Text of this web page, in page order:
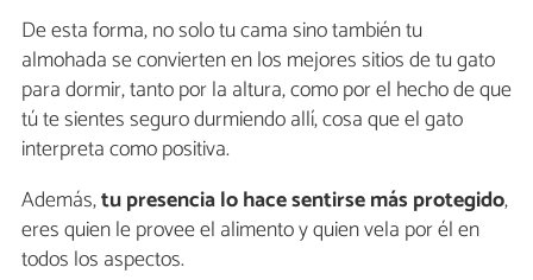
De esta forma, no solo tu cama sino también tu
almohada se convierten en los mejores sitios de tu gato
para dormir, tanto por la altura, como por el hecho de que
tú te sientes seguro durmiendo allí, cosa que el gato
interpreta como positiva.
Además,tu presencia lo hace sentirse más protegido,
eres quien le provee el alimento y quien vela por él en
todos los aspectos.